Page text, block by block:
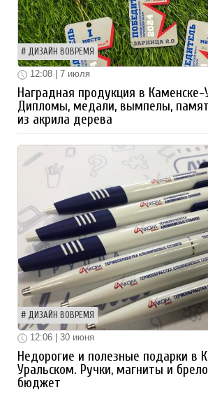
ДИЗАЙН ВОВРЕМЯ
12:08 | 7 июля
Наградная продукция в Каменске-
Дипломы, медали, вымпелы,
из акрила дерева
ДИЗАЙН ВОВРЕМЯ
12:06 | 30 июня
Недорогие и полезные подарки в
Уральском. Ручки, магниты и
бюджет